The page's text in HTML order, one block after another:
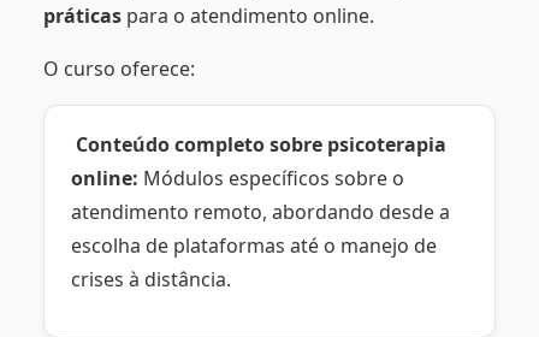
práticas para o atendimento online.
O curso oferece:
Conteúdo completo sobre psicoterapia
online: Módulos específicos sobre o
atendimento remoto, abordando desde a
escolha de plataformas até o manejo de
crises à distância.